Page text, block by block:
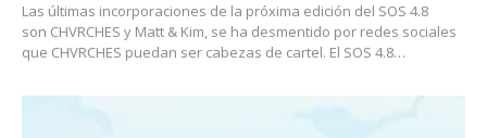
Las últimas incorporaciones de la próxima edición del SOS 4.8
son CHVRCHES y Matt & Kim, se ha desmentido por redes sociales
que CHVRCHES puedan ser cabezas de cartel. El SOS 4.8…